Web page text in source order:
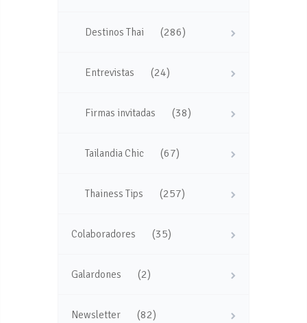
Destinos Thai (286)
Entrevistas (24)
Firmas invitadas (38)
Tailandia Chic (67)
Thainess Tips (257)
Colaboradores (35)
Galardones (2)
Newsletter (82)